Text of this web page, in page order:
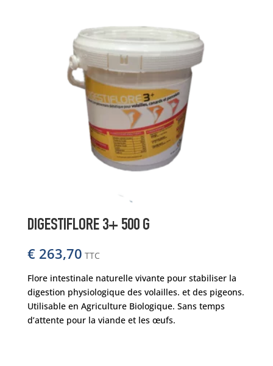
DIGESTIFLORE 3+ 500 G
€ 263,70 TTC
Flore intestinale naturelle vivante pour stabiliser la
digestion physiologique des volailles. et des pigeons.
Utilisable en Agriculture Biologique. Sans temps
d’attente pour la viande et les œufs.